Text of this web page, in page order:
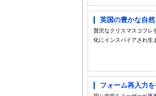
英国の豊かな自
贅沢なクリスマスコフレ
化にインスパイアされ生
フォーム再入力